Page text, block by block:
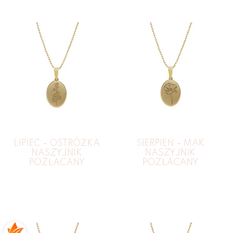
LIPIEC – OSTRÓŻKA
NASZYJNIK
POZŁACANY
SIERPIEŃ – MAK
NASZYJNIK
POZŁACANY